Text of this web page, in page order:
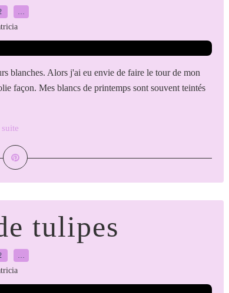
…
blanches. Alors j'ai eu envie de faire le tour de mon
façon. Mes blancs de printemps sont souvent teintés
tulipes
…